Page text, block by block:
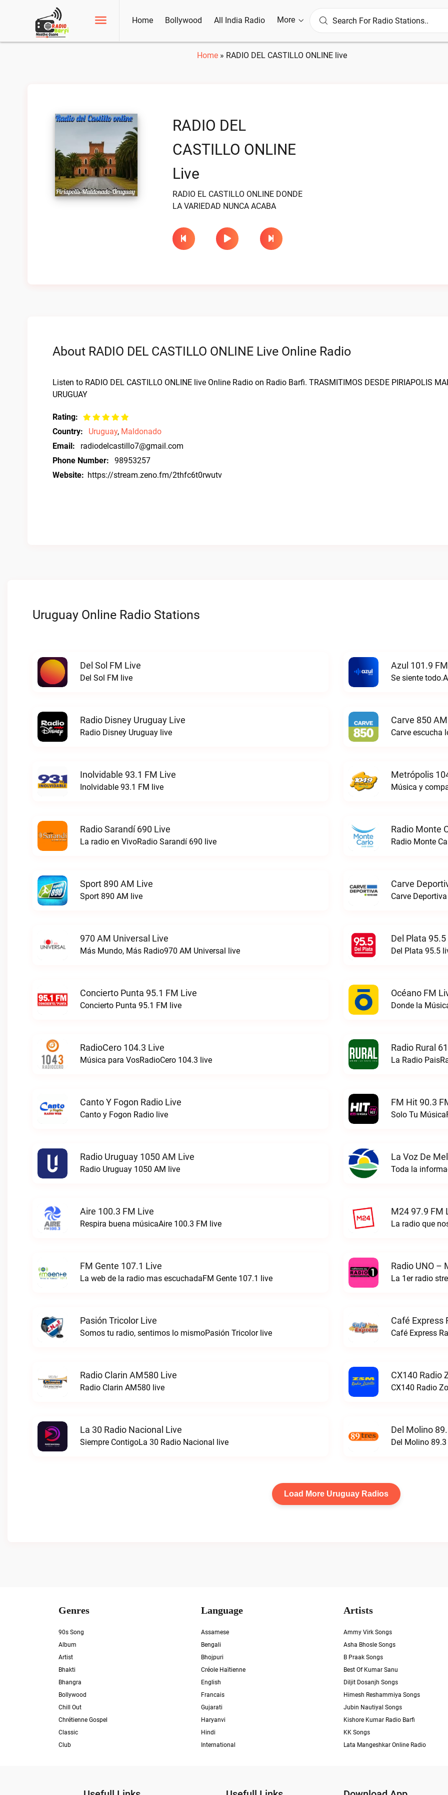
Home Bollywood All India Radio More
Home » RADIO DEL CASTILLO ONLINE live
RADIO DEL
CASTILLO ONLINE
Live
RADIO EL CASTILLO ONLINE DONDE
LA VARIEDAD NUNCA ACABA
About RADIO DEL CASTILLO ONLINE Live Online Radio
Listen to RADIO DEL CASTILLO ONLINE live Online Radio on Radio Barfi. TRASMITIMOS DESDE PIRIAPOLIS
URUGUAY
Rating:
Country:
Uruguay, Maldonado
Email:
radiodelcastillo7@gmail.com
Phone Number:
98953257
Website: https://stream.zeno.fm/2thfc6t0rwutv
Uruguay Online Radio Stations
Del Sol FM Live
Del Sol FM live
Azul 101.9
Se siente
Radio Disney Uruguay Live
Radio Disney Uruguay live
Carve 850
Carve escucha
Inolvidable 93.1 FM Live
Inolvidable 93.1 FM live
Metrópolis
Música y
Radio Sarandí 690 Live
La radio en VivoRadio Sarandí 690 live
Radio Monte
Radio Monte
Sport 890 AM Live
Sport 890 AM live
Carve
Carve
970 AM Universal Live
Más Mundo, Más Radio970 AM Universal live
Del Plata
Del Plata 95.5
Concierto Punta 95.1 FM Live
Concierto Punta 95.1 FM live
Océano FM
Donde la
RadioCero 104.3 Live
Música para VosRadioCero 104.3 live
Radio Rural
La Radio
Canto Y Fogon Radio Live
Canto y Fogon Radio live
FM Hit 90.3
Solo Tu
Radio Uruguay 1050 AM Live
Radio Uruguay 1050 AM live
La Voz De
Toda la
Aire 100.3 FM Live
Respira buena músicaAire 100.3 FM live
M24 97.9 FM
La radio que
FM Gente 107.1 Live
La web de la radio mas escuchadaFM Gente 107.1 live
Radio UNO –
La 1er radio
Pasión Tricolor Live
Somos tu radio, sentimos lo mismoPasión Tricolor live
Café Express
Café Express
Radio Clarin AM580 Live
Radio Clarin AM580 live
CX140 Radio
CX140 Radio
La 30 Radio Nacional Live
Siempre ContigoLa 30 Radio Nacional live
Del Molino
Del Molino
Load More Uruguay Radios
Genres
90s Song
Album
Artist
Bhakti
Bhangra
Bollywood
Chill Out
Chrétienne Gospel
Classic
Club
Language
Assamese
Bengali
Bhojpuri
Créole Haïtienne
English
Francais
Gujarati
Haryanvi
Hindi
International
Artists
Ammy Virk Songs
Asha Bhosle Songs
B Praak Songs
Best Of Kumar Sanu
Diljit Dosanjh Songs
Himesh Reshammiya Songs
Jubin Nautiyal Songs
Kishore Kumar Radio Barfi
KK Songs
Lata Mangeshkar Online Radio